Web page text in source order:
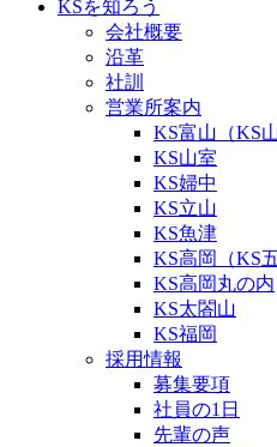
KSを知ろう
会社概要
沿革
社訓
営業所案内
KS富山（KS山
KS山室
KS婦中
KS立山
KS魚津
KS高岡（KS
KS高岡丸の内
KS太閤山
KS福岡
採用情報
募集要項
社員の1日
先輩の声